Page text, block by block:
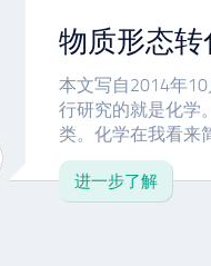
物质形态
本文写自2014年
行研究的就是化学
类。化学在我看来
进一步了解